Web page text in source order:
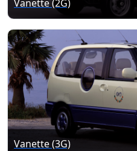
Vanette (2G)
Vanette (3G)